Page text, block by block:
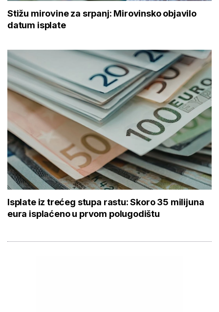
Stižu mirovine za srpanj: Mirovinsko objavilo
datum isplate
Isplate iz trećeg stupa rastu: Skoro 35 milijuna
eura isplaćeno u prvom polugodištu